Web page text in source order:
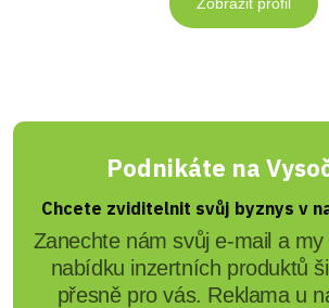
Podnikáte na
Chcete zviditelnit svůj byznys v
Zanechte nám svůj e-mail a
nabídku inzertních produktů
přesně pro vás. Reklama u